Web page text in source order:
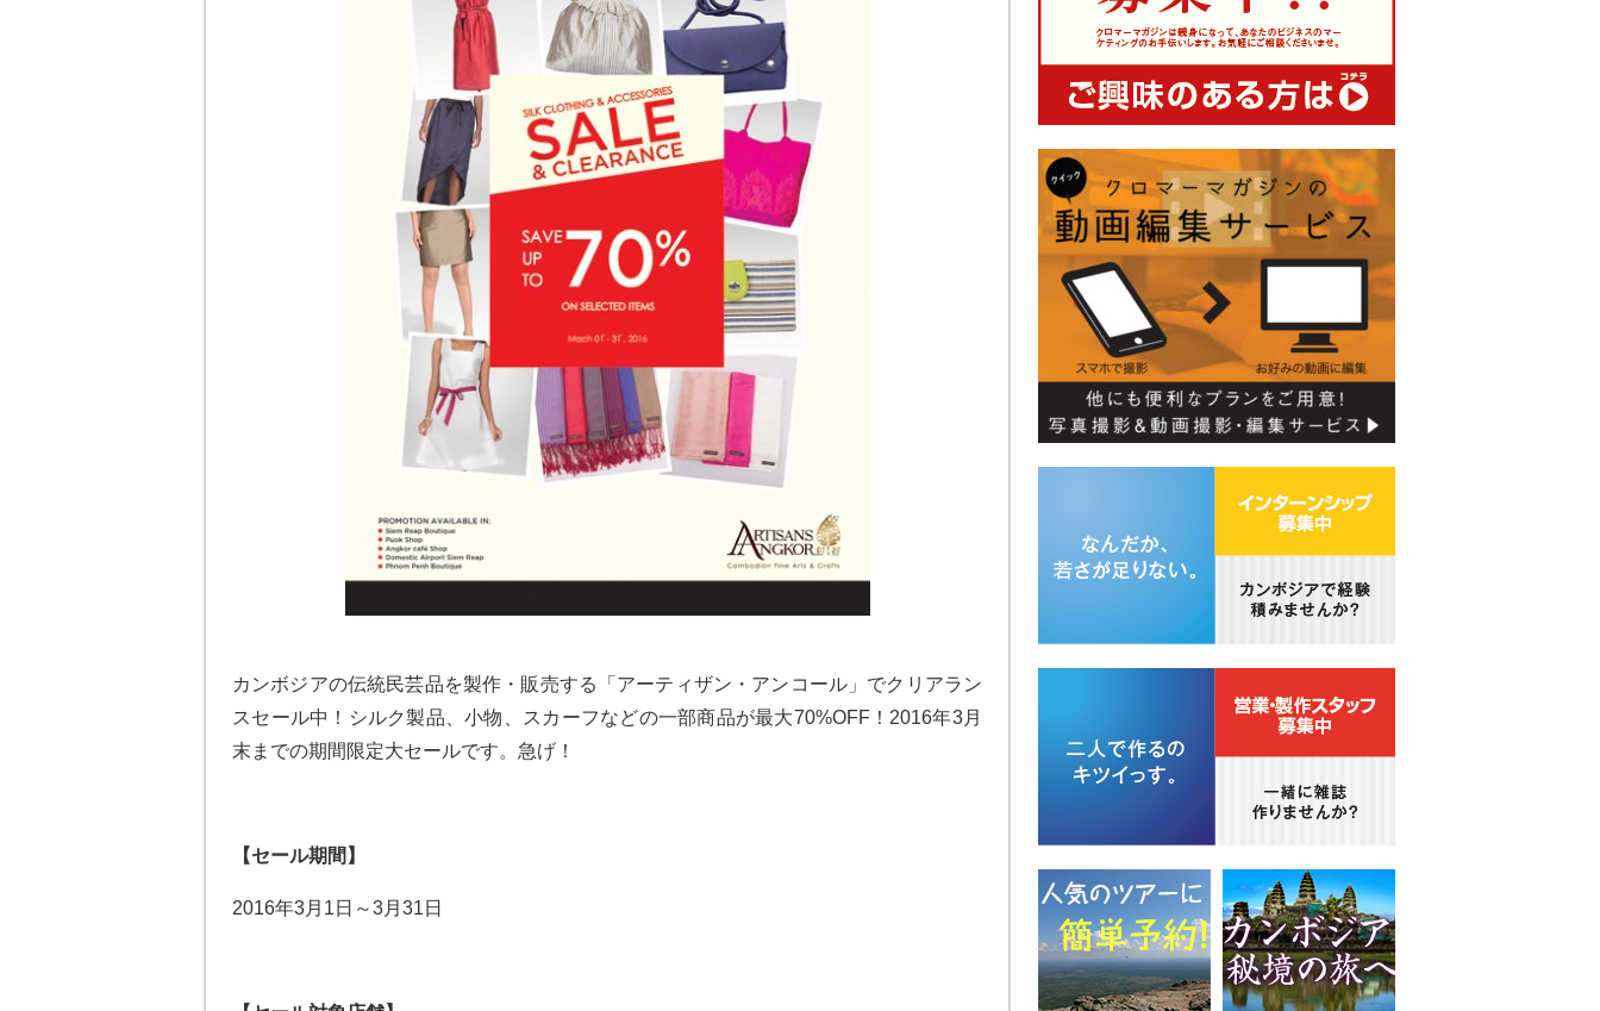
カンボジアの伝統民芸品を製作・販売する「アーティザン・アンコール」でクリアラン
スセール中！シルク製品、小物、スカーフなどの一部商品が最大70%OFF！2016年3月
末までの期間限定大セールです。急げ！
【セール期間】
2016年3月1日～3月31日